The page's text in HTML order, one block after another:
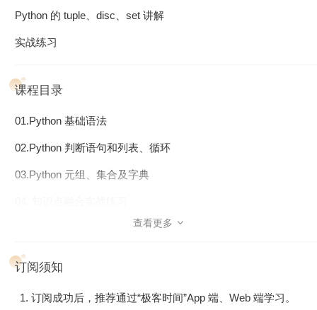
Python 的 tuple、disc、set 讲解
实战练习
课程目录
01.Python 基础语法
02.Python 判断语句和列表、循环
03.Python 元组、集合及字典
查看更多 
订阅须知
订阅成功后，推荐通过“极客时间”App 端、Web 端学习。